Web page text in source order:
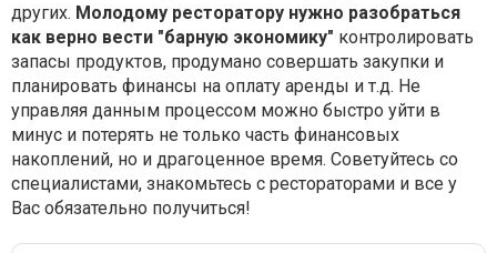
других. Молодому ресторатору нужно разобраться
как верно вести "барную экономику" контролировать
запасы продуктов, продумано совершать закупки и
планировать финансы на оплату аренды и т.д. Не
управляя данным процессом можно быстро уйти в
минус и потерять не только часть финансовых
накоплений, но и драгоценное время. Советуйтесь со
специалистами, знакомьтесь с рестораторами и все у
Вас обязательно получиться!